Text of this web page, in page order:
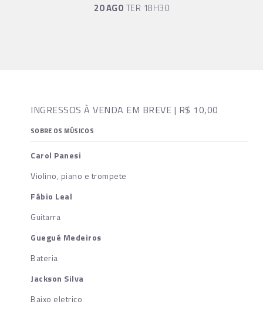
20 AGOTER 18H30
INGRESSOS À VENDA EM BREVE | R$ 10,00
SOBRE OS MÚSICOS
Carol Panesi
Violino, piano e trompete
Fábio Leal
Guitarra
Guegué Medeiros
Bateria
Jackson Silva
Baixo eletrico